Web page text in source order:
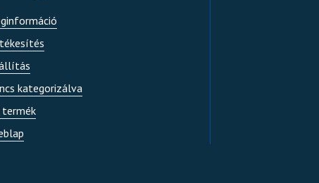
kategorizálva
termék